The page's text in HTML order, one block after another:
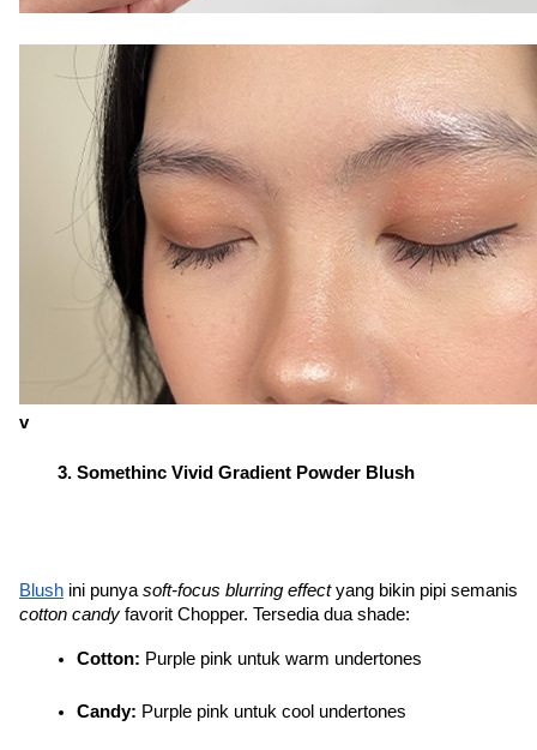
v
Somethinc Vivid Gradient Powder Blush
Blush ini punya soft-focus blurring effect
cotton candy favorit Chopper. Tersedia dua shade:
Cotton: Purple pink untuk warm undertones
Candy: Purple pink untuk cool undertones